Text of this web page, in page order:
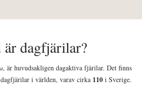
är dagfjärilar?
, är huvudsakligen dagaktiva fjärilar. Det finns
i världen, varav cirka 110 i Sverige.